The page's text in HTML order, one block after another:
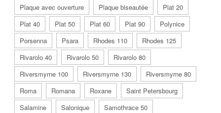
Plaque avec ouverture
Plaque biseautée
Plat 20
Plat 40
Plat 50 Plat 60 Plat 90
Polynice
Porsenna
Psara Rhodes 110
Rhodes 125
Rivarolo 40
Rivarolo 50
Rivarolo 80
Riversmyrne 100
Riversmyrne 130
Riversmyrne 80
Roma
Romana Roxane
Saint Petersbourg
Salamine
Salonique
Samothrace 50